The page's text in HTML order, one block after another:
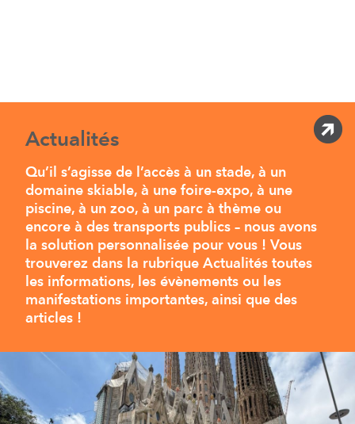
Actualités
Qu’il s’agisse de l’accès à un stade, à un
domaine skiable, à une foire-expo, à une
piscine, à un zoo, à un parc à thème ou
encore à des transports publics – nous avons
la solution personnalisée pour vous ! Vous
trouverez dans la rubrique Actualités toutes
les informations, les évènements ou les
manifestations importantes, ainsi que des
articles !